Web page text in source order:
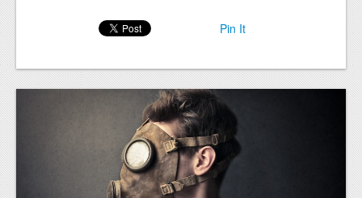
Pin It